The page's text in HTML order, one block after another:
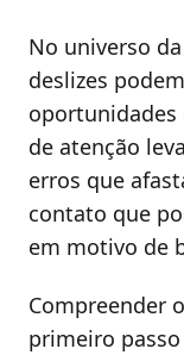
No universo
deslizes
oportunidades
de atenção
erros que
contato que
em motivo de
Compreender
primeiro